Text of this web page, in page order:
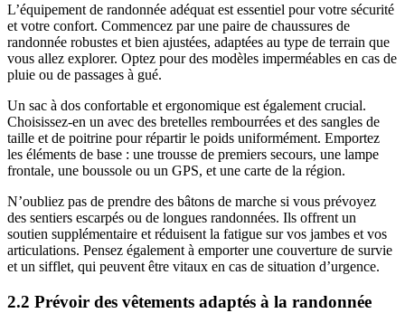
L’équipement de randonnée adéquat est essentiel pour votre sécurité
et votre confort. Commencez par une paire de chaussures de
randonnée robustes et bien ajustées, adaptées au type de terrain que
vous allez explorer. Optez pour des modèles imperméables en cas de
pluie ou de passages à gué.
Un sac à dos confortable et ergonomique est également crucial.
Choisissez-en un avec des bretelles rembourrées et des sangles de
taille et de poitrine pour répartir le poids uniformément. Emportez
les éléments de base : une trousse de premiers secours, une lampe
frontale, une boussole ou un GPS, et une carte de la région.
N’oubliez pas de prendre des bâtons de marche si vous prévoyez
des sentiers escarpés ou de longues randonnées. Ils offrent un
soutien supplémentaire et réduisent la fatigue sur vos jambes et vos
articulations. Pensez également à emporter une couverture de survie
et un sifflet, qui peuvent être vitaux en cas de situation d’urgence.
2.2 Prévoir des vêtements adaptés à la randonnée